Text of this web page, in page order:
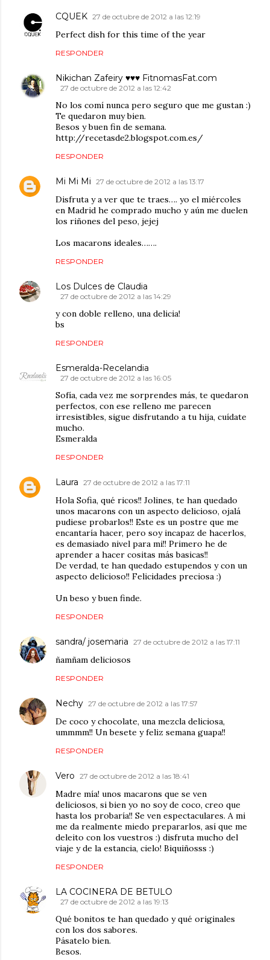
CQUEK 27 de octubre de 2012 a las 12:19
Perfect dish for this time of the year
RESPONDER
Nikichan Zafeiry ♥♥♥ FitnomasFat.com
27 de octubre de 2012 a las 12:42
No los comí nunca pero seguro que me gustan :)
Te quedaron muy bien.
Besos y buen fin de semana.
http://recetasde2.blogspot.com.es/
RESPONDER
Mi Mi Mi 27 de octubre de 2012 a las 13:17
Disfruta y a ver que te traes…. yo el miércoles
en Madrid he comprado mucho y aún me duelen
los riñones del peso, jejej
Los macarons ideales…….
RESPONDER
Los Dulces de Claudia
27 de octubre de 2012 a las 14:29
y con doble relleno, una delicia!
bs
RESPONDER
Esmeralda-Recelandia
27 de octubre de 2012 a las 16:05
Sofía, cada vez me sorprendes más, te quedaron
perfectos, con ese relleno me parecen
irresistibles, sigue disfrutando a tu hija, cuídate
mucho.
Esmeralda
RESPONDER
Laura 27 de octubre de 2012 a las 17:11
Hola Sofia, qué ricos!! Jolines, te han quedado
unos macarons con un aspecto delicioso, ojalá
pudiese probarlos!! Este es un postre que me
encantaría hacer, pero soy incapaz de hacerlos,
es demasiado nivel para mi!! Primero he de
aprender a hacer cositas más basicas!!
De verdad, te han quedado estupendos y con un
aspecto delicioso!! Felicidades preciosa :)
Un beso y buen finde.
RESPONDER
sandra/ josemaria 27 de octubre de 2012 a las 17:11
ñamñam deliciosos
RESPONDER
Nechy 27 de octubre de 2012 a las 17:57
De coco y chocolate, una mezcla deliciosa,
ummmm!! Un besete y feliz semana guapa!!
RESPONDER
Vero 27 de octubre de 2012 a las 18:41
Madre mía! unos macarons que se ven
deliciosos, si bien yo no soy de coco, creo que
hasta los probaría!! Se ven espectaculares. A mi
me da realmente miedo prepararlos, así que me
deleito con los vuestros :) disfruta mucho del
viaje y de la estancia, cielo! Biquiñosss :)
RESPONDER
LA COCINERA DE BETULO
27 de octubre de 2012 a las 19:13
Qué bonitos te han quedado y qué originales
con los dos sabores.
Pásatelo bien.
Besos.